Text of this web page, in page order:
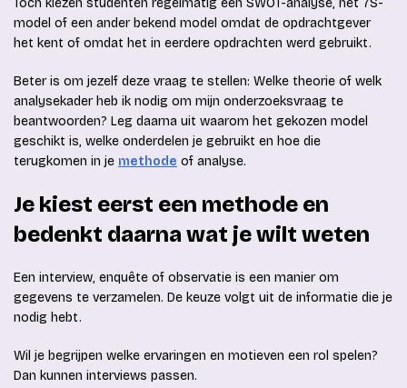
Toch kiezen studenten regelmatig een SWOT-analyse, het 7S-
model of een ander bekend model omdat de opdrachtgever
het kent of omdat het in eerdere opdrachten werd gebruikt.
Beter is om jezelf deze vraag te stellen: Welke theorie of welk
analysekader heb ik nodig om mijn onderzoeksvraag te
beantwoorden? Leg daarna uit waarom het gekozen model
geschikt is, welke onderdelen je gebruikt en hoe die
terugkomen in je methode of analyse.
Je kiest eerst een methode en
bedenkt daarna wat je wilt weten
Een interview, enquête of observatie is een manier om
gegevens te verzamelen. De keuze volgt uit de informatie die je
nodig hebt.
Wil je begrijpen welke ervaringen en motieven een rol spelen?
Dan kunnen interviews passen.